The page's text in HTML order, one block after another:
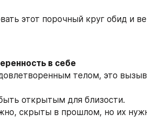
этот порочный круг обид и
в себе
телом, это
открытым для близости.
скрыты в прошлом, но их